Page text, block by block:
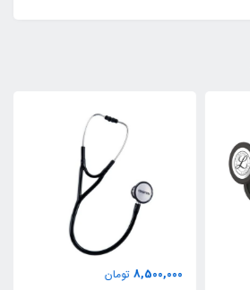
8,500,000 تومان